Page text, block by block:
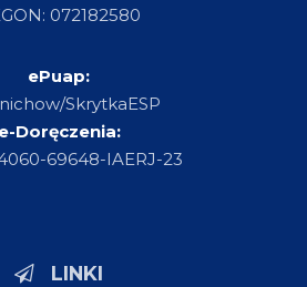
072182580
ePuap:
SkrytkaESP
e-Doręczenia:
69648-IAERJ-23
LINKI